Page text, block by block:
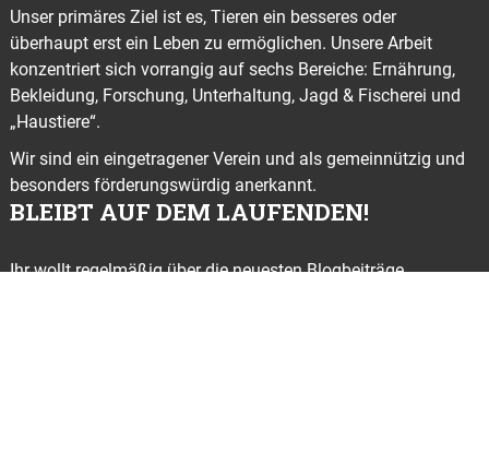
Unser primäres Ziel ist es, Tieren ein besseres oder
überhaupt erst ein Leben zu ermöglichen. Unsere Arbeit
konzentriert sich vorrangig auf sechs Bereiche: Ernährung,
Bekleidung, Forschung, Unterhaltung, Jagd & Fischerei und
„Haustiere“.
Wir sind ein eingetragener Verein und als gemeinnützig und
besonders förderungswürdig anerkannt.
BLEIBT AUF DEM LAUFENDEN!
Ihr wollt regelmäßig über die neuesten Blogbeiträge,